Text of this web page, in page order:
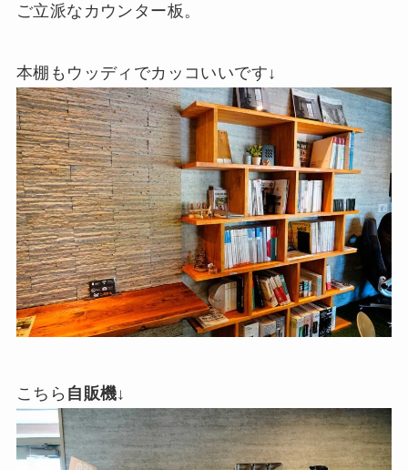
ご立派なカウンター板。
本棚もウッディでカッコいいです↓
こちら 自販機↓